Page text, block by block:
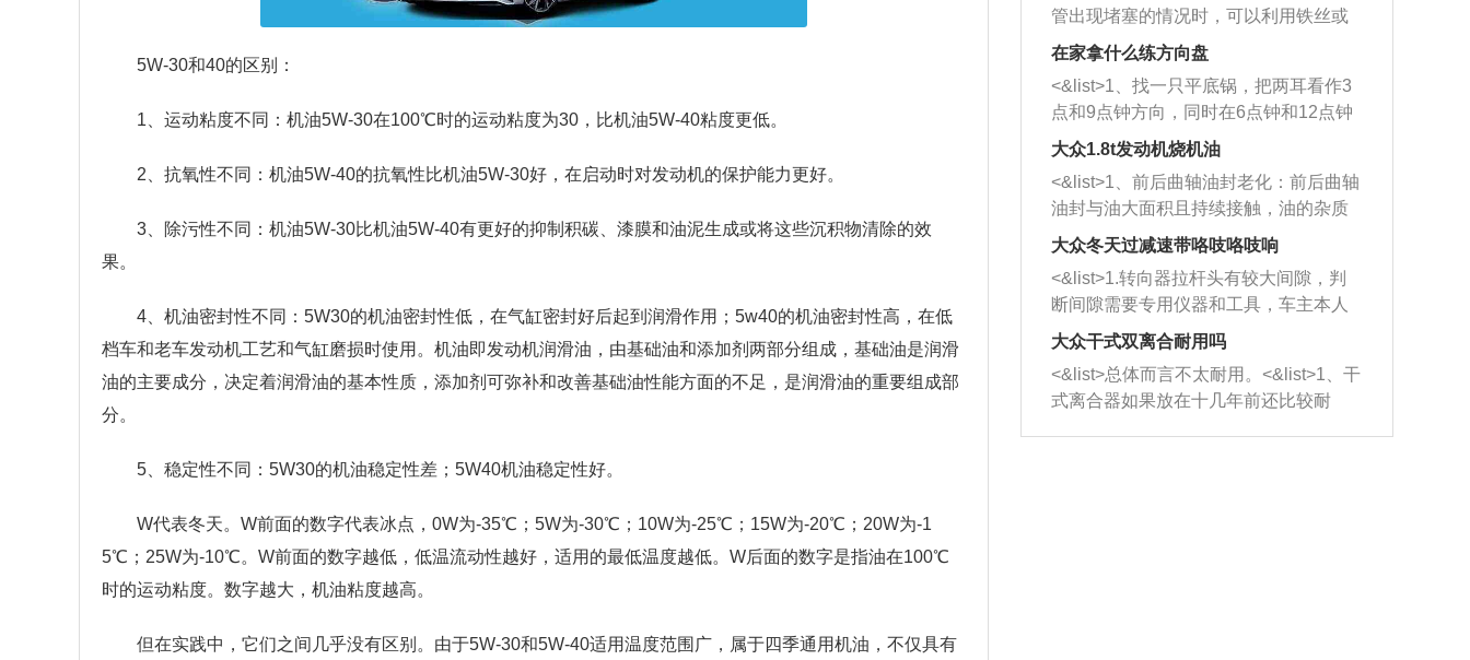
5W-30和40的区别：
1、运动粘度不同：机油5W-30在100℃时的运动粘度为30，比机油5W-40粘度更低。
2、抗氧性不同：机油5W-40的抗氧性比机油5W-30好，在启动时对发动机的保护能力更好。
3、除污性不同：机油5W-30比机油5W-40有更好的抑制积碳、漆膜和油泥生成或将这些沉积物清除的效
果。
4、机油密封性不同：5W30的机油密封性低，在气缸密封好后起到润滑作用；5w40的机油密封性高，在低
档车和老车发动机工艺和气缸磨损时使用。机油即发动机润滑油，由基础油和添加剂两部分组成，基础油是润滑
油的主要成分，决定着润滑油的基本性质，添加剂可弥补和改善基础油性能方面的不足，是润滑油的重要组成部
分。
5、稳定性不同：5W30的机油稳定性差；5W40机油稳定性好。
W代表冬天。W前面的数字代表冰点，0W为-35℃；5W为-30℃；10W为-25℃；15W为-20℃；20W为-1
5℃；25W为-10℃。W前面的数字越低，低温流动性越好，适用的最低温度越低。W后面的数字是指油在100℃
时的运动粘度。数字越大，机油粘度越高。
但在实践中，它们之间几乎没有区别。由于5W-30和5W-40适用温度范围广，属于四季通用机油，不仅具有
管出现堵塞的情况时，可以利用铁丝或
者是细棍，直接将杂物给取出来，如果
堵塞情况比较严重，也可以采取应急措
施。 <&list>2、直接利用木棍将所有的
杂物推到排气管里面的位置处，然后将
三元催化器拆解开，就可以将堵塞的东
西取出来。但如果是因为积碳过多引起
的堵塞，就需要将三元催化器泡在草酸
洗剂对堵塞的情况得到解决，将清洗剂
放在燃油箱中，与燃油混合后，车辆启
动时，就可以和汽油一起进入到燃烧
室，最后形成废气排出，就可以让三元
催化器得到清洗，排气管堵塞的情况就
能够得到解决。
在家拿什么练方向盘
<&list>1、找一只平底锅，把两耳看作3
点和9点钟方向，同时在6点钟和12点钟
方向做一个标记。 <&list>2、双手握住
一圈半的练习，往右同样也要打相同的
圈数。 <&list>3、最后强调要反复练
习，这样就可以形成肌肉记忆，在真实
驾驶车辆时，不需要记忆也能打好方
向。
大众1.8t发动机烧机油
<&list>1、前后曲轴油封老化：前后曲轴
油封与油大面积且持续接触，油的杂质
和发动机内持续温度变化使其密封效果
逐渐减弱，导致渗油或漏油。<&list>2、
活塞间隙过大：积碳会使活塞环与缸体
的间隙扩大，导致机油流入燃烧室中，
造成烧机油。<&list>3、机油粘度。使用
机油粘度过小的话，同样会有烧机油现
象，机油粘度过小具有很好的流动性，
大众冬天过减速带咯吱咯吱响
<&list>1.转向器拉杆头有较大间隙，判
断间隙需要专用仪器和工具，车主本人
无法制作，需要将车辆送到修理厂或4s
店；<&list>2.车辆半轴套管防尘罩破
裂，破裂后会出现漏油现象，使半轴磨
损严重，磨损的半轴容易损坏，产生异
响；<&list>3.稳定器的转向胶套和球头
大众干式双离合耐用吗
<&list>总体而言不太耐用。<&list>1、干
式离合器如果放在十几年前还比较耐